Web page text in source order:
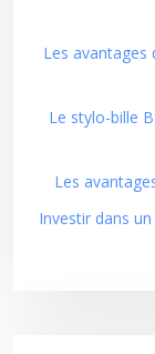
Les avantages
Le stylo-bille
Les
Investir dans